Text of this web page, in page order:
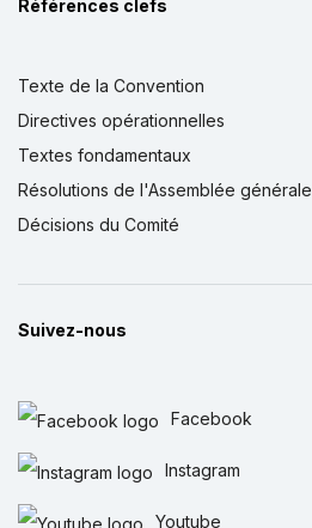
Références clefs
Texte de la Convention
Directives opérationnelles
Textes fondamentaux
Résolutions de l'Assemblée générale
Décisions du Comité
Suivez-nous
Facebook
Instagram
Youtube